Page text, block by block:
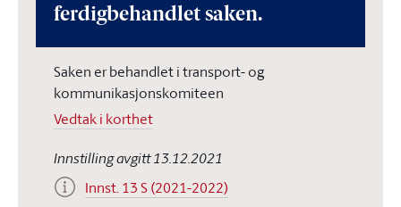
ferdigbehandlet saken.
Saken er behandlet i transport- og
kommunikasjonskomiteen
Vedtak i korthet
Innstilling avgitt 13.12.2021
Innst. 13 S (2021-2022)